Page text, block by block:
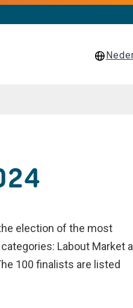
election of the most
Labout Market
100 finalists are listed